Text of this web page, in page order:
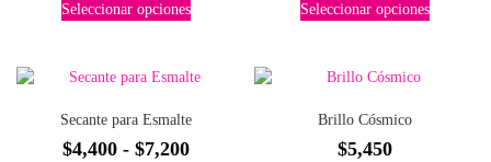
precios:
$5,300
$7,500
Seleccionar opcionesproducto
variantes.
opciones
Seleccionar opcionesproducto
Secante para Esmalte
$4,400 - $7,200Rango
Brillo Cósmico
$5,450